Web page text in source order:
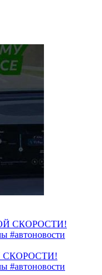
СКОРОСТИ!
#автоновости